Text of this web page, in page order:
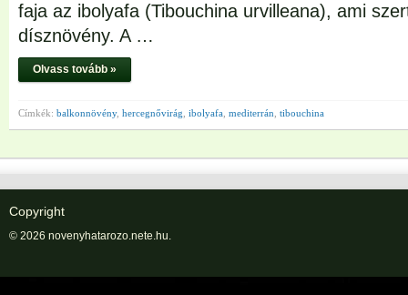
faja az ibolyafa (Tibouchina urvilleana), ami
dísznövény. A …
Olvass tovább »
Címkék: balkonnövény, hercegnővirág ibolyafa mediterrán tibouchina
Copyright
© 2026 novenyhatarozo.nete.hu.